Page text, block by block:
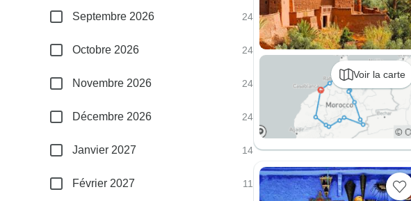
Voir la carte
Septembre 2026 24
Octobre 2026 24
Novembre 2026 24
Décembre 2026 24
Janvier 2027 14
Février 2027 11